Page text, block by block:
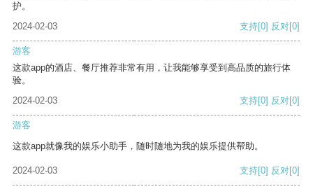
护。
2024-02-03
支持[0] 反对[0]
游客
这款app的酒店、餐厅推荐非常有用，让我能够享受到高品质的旅行体
验。
2024-02-03
支持[0] 反对[0]
游客
这款app就像我的娱乐小助手，随时随地为我的娱乐提供帮助。
2024-02-03 支持[0] 反对[0]